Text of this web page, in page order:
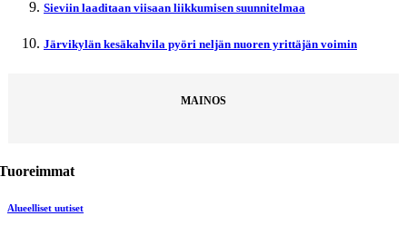
Sieviin laaditaan viisaan liikkumisen suunnitelmaa
Järvikylän kesäkahvila pyöri neljän nuoren yrittäjän voimin
MAINOS
Alueelliset uutiset